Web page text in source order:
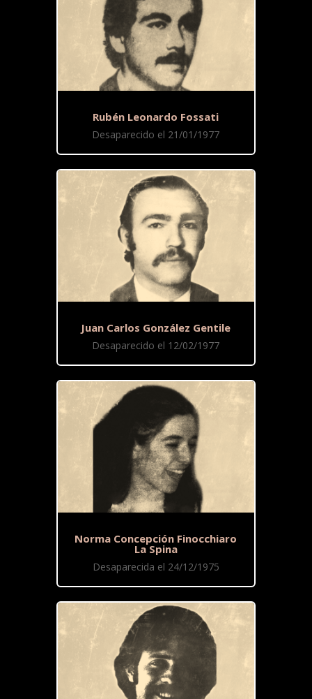
Rubén Leonardo Fossati
Desaparecido el 21/01/1977
Juan Carlos González Gentile
Desaparecido el 12/02/1977
Norma Concepción Finocchiaro
La Spina
Desaparecida el 24/12/1975